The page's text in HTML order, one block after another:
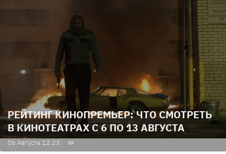
РЕЙТИНГ КИНОПРЕМЬЕР: ЧТО СМОТРЕТЬ
В КИНОТЕАТРАХ С 6 ПО 13 АВГУСТА
06 Августа 12:23